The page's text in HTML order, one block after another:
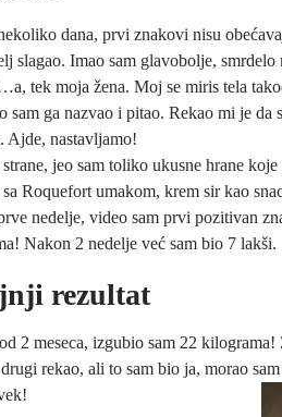
dana, prvi znakovi nisu
slagao. Imao sam glavobolje,
tek moja žena. Moj se miris tela
sam ga nazvao i pitao. Rekao mi je da
Ajde, nastavljamo!
strane, jeo sam toliko ukusne hrane
sa Roquefort umakom, krem ​​sir kao
nedelje, video sam prvi pozitivan
Nakon 2 nedelje već sam bio 7 lakši.
rezultat
2 meseca, izgubio sam 22
rekao, ali to sam bio ja, morao